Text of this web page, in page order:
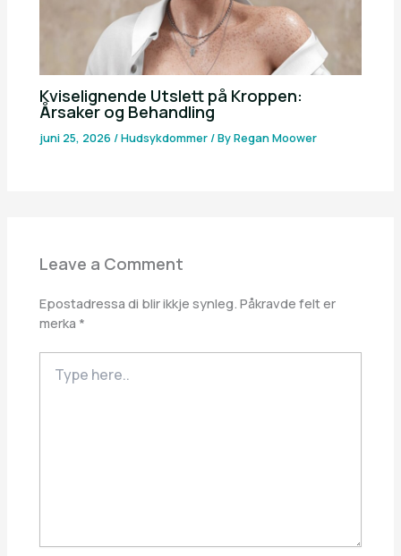
Kviselignende Utslett på Kroppen:
Årsaker og Behandling
juni 25, 2026/Hudsykdommer/ ByRegan Moower
Leave a Comment
Epostadressa di blir ikkje synleg. Påkravde felt er
merka *
here..